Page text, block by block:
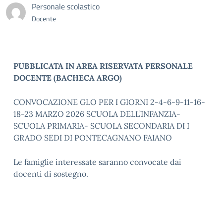
Personale scolastico
Docente
PUBBLICATA IN AREA RISERVATA PERSONALE
DOCENTE (BACHECA ARGO)
CONVOCAZIONE GLO PER I GIORNI 2-4-6-9-11-16-
18-23 MARZO 2026 SCUOLA DELL’INFANZIA-
SCUOLA PRIMARIA- SCUOLA SECONDARIA DI I
GRADO SEDI DI PONTECAGNANO FAIANO
Le famiglie interessate saranno convocate dai
docenti di sostegno.